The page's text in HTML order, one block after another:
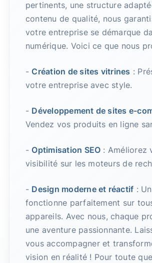
pertinents, une structure
contenu de qualité, nous
votre entreprise se démarque
numérique. Voici ce que nous
- Création de sites vitrines :
votre entreprise avec style.
- Développement de sites e-
Vendez vos produits en ligne
- Optimisation SEO : Améliorez
visibilité sur les moteurs de
- Design moderne et réactif :
fonctionne parfaitement sur
appareils. Avec nous, chaque
une aventure passionnante.
vous accompagner et
vision en réalité ! Pour toute